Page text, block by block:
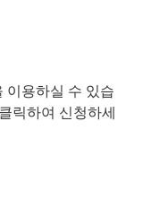
이용하실 수 있습
릭하여 신청하세